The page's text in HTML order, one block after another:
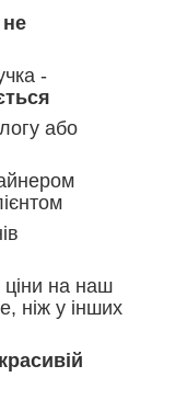
не
-
або
ціни на наш
ніж у інших